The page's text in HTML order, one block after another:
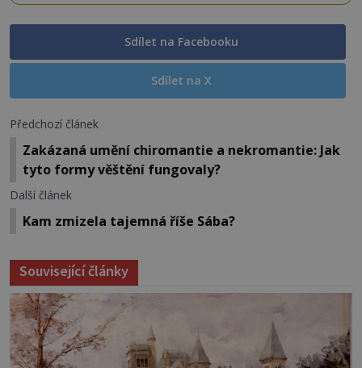
Sdílet na Facebooku
Sdílet na X
Předchozí článek
Zakázaná umění chiromantie a nekromantie: Jak
tyto formy věštění fungovaly?
Další článek
Kam zmizela tajemná říše Sába?
Související články